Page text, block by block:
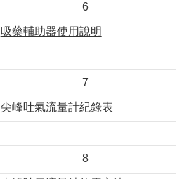
6
吸藥輔助器使用說明
7
尖峰吐氣流量計紀錄表
8